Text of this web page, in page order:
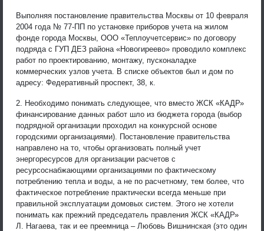
Выполняя постановление правительства Москвы от 10 февраля
2004 года № 77-ПП по установке приборов учета на жилом
фонде города Москвы, ООО «Теплоучетсервис» по договору
подряда с ГУП ДЕЗ района «Новогиреево» проводило комплекс
работ по проектированию, монтажу, пусконаладке
коммерческих узлов учета. В списке объектов был и дом по
адресу: Федеративный проспект, 38, к.
2. Необходимо понимать следующее, что вместо ЖСК «КАДР»
финансирование данных работ шло из бюджета города (выбор
подрядной организации проходил на конкурсной основе
городскими организациями). Постановление правительства
направлено на то, чтобы организовать полный учет
энергоресурсов для организации расчетов с
ресурсоснабжающими организациями по фактическому
потреблению тепла и воды, а не по расчетному, тем более, что
фактическое потребление практически всегда меньше при
правильной эксплуатации домовых систем. Этого не хотели
понимать как прежний председатель правления ЖСК «КАДР»
Л. Нагаева, так и ее преемница – Любовь Вишнинская (это один